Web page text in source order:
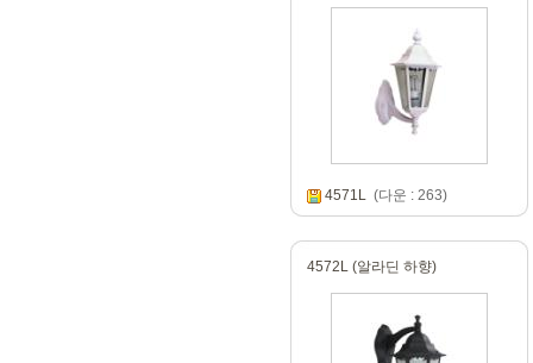
4571L(다운 : 263)
4572L (알라딘 하향)